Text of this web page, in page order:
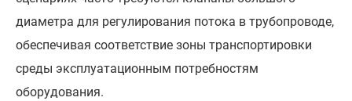
диаметра для регулирования потока в трубопроводе,
обеспечивая соответствие зоны транспортировки
среды эксплуатационным потребностям
оборудования.